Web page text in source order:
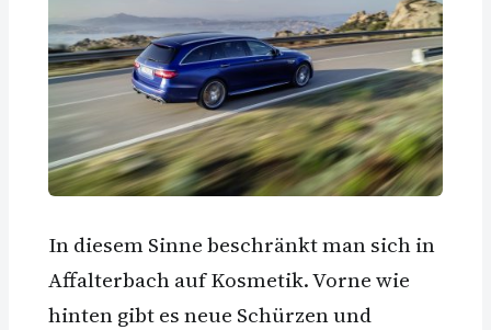
In diesem Sinne beschränkt man sich in
Affalterbach auf Kosmetik. Vorne wie
hinten gibt es neue Schürzen und